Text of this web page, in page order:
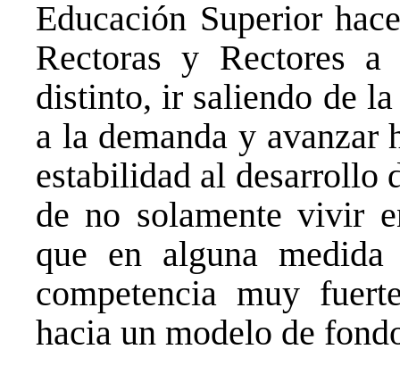
Educación Superior
Rectoras y Rectores
distinto, ir saliendo de
a la demanda y avanzar
estabilidad al desarrollo
de no solamente vivir
que en alguna
competencia muy
hacia un modelo de